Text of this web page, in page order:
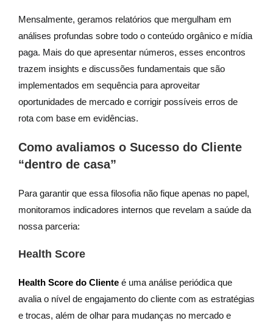
Mensalmente, geramos relatórios que mergulham em
análises profundas sobre todo o conteúdo orgânico e mídia
paga. Mais do que apresentar números, esses encontros
trazem insights e discussões fundamentais que são
implementados em sequência para aproveitar
oportunidades de mercado e corrigir possíveis erros de
rota com base em evidências.
Como avaliamos o Sucesso do Cliente
“dentro de casa”
Para garantir que essa filosofia não fique apenas no papel,
monitoramos indicadores internos que revelam a saúde da
nossa parceria:
Health Score
Health Score do Cliente é uma análise periódica que
avalia o nível de engajamento do cliente com as estratégias
e trocas, além de olhar para mudanças no mercado e